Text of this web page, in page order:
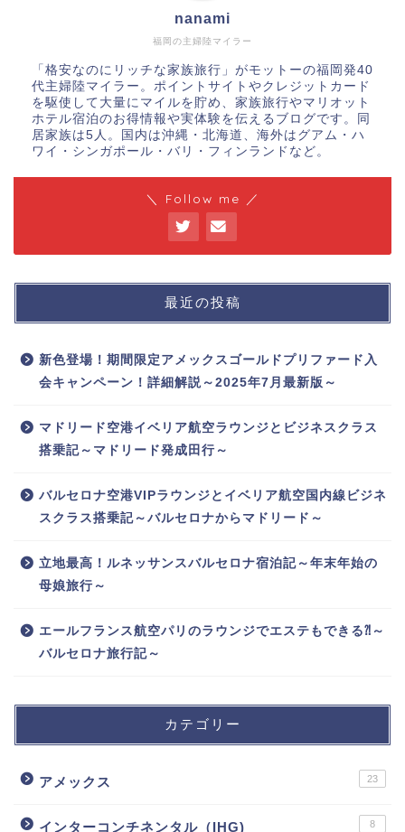
福岡の主婦陸マイラー
nanami
「格安なのにリッチな家族旅行」がモットーの福岡発40
代主婦陸マイラー。ポイントサイトやクレジットカード
を駆使して大量にマイルを貯め、家族旅行やマリオット
ホテル宿泊のお得情報や実体験を伝えるブログです。同
居家族は5人。国内は沖縄・北海道、海外はグアム・ハ
ワイ・シンガポール・バリ・フィンランドなど。
＼ Follow me ／
最近の投稿
新色登場！期間限定アメックスゴールドプリファード入
会キャンペーン！詳細解説～2025年7月最新版～
マドリード空港イベリア航空ラウンジとビジネスクラス
搭乗記～マドリード発成田行～
バルセロナ空港VIPラウンジとイベリア航空国内線ビジネ
スクラス搭乗記～バルセロナからマドリード～
立地最高！ルネッサンスバルセロナ宿泊記～年末年始の
母娘旅行～
エールフランス航空パリのラウンジでエステもできる⁈～
バルセロナ旅行記～
カテゴリー
アメックス 23
インターコンチネンタル（IHG) 8